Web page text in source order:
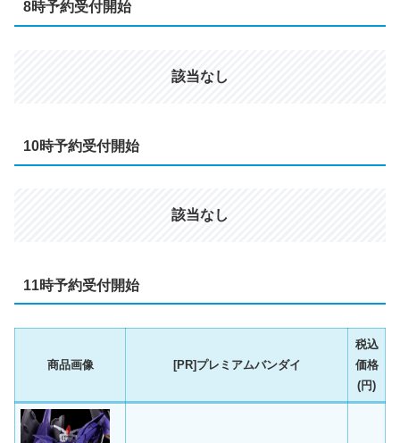
8時予約受付開始
該当なし
10時予約受付開始
該当なし
11時予約受付開始
商品画像 [PR]プレミアムバンダイ
税込
価格
(円)